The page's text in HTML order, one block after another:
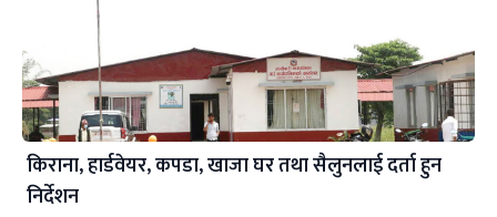
किराना, हार्डवेयर, कपडा, खाजा घर तथा सैलुनलाई दर्ता हुन
निर्देशन